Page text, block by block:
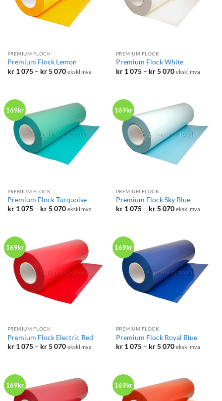
PREMIUM FLOCK
Premium Flock Lemon
kr1 075 – kr5 070Prisområde:
070
ekskl mva
PREMIUM FLOCK
Premium Flock White
kr1 075 – kr5 070Prisområde:
070
ekskl mva
169kr
PREMIUM FLOCK
Premium Flock Turquoise
kr1 075 – kr5 070Prisområde:
070
ekskl mva
169kr
PREMIUM FLOCK
Premium Flock Sky Blue
kr1 075 – kr5 070Prisområde:
070
ekskl mva
169kr
PREMIUM FLOCK
Premium Flock Electric Red
kr1 075 – kr5 070Prisområde:
070
ekskl mva
169kr
PREMIUM FLOCK
Premium Flock Royal Blue
kr1 075 – kr5 070Prisområde:
070
ekskl mva
169kr 169kr